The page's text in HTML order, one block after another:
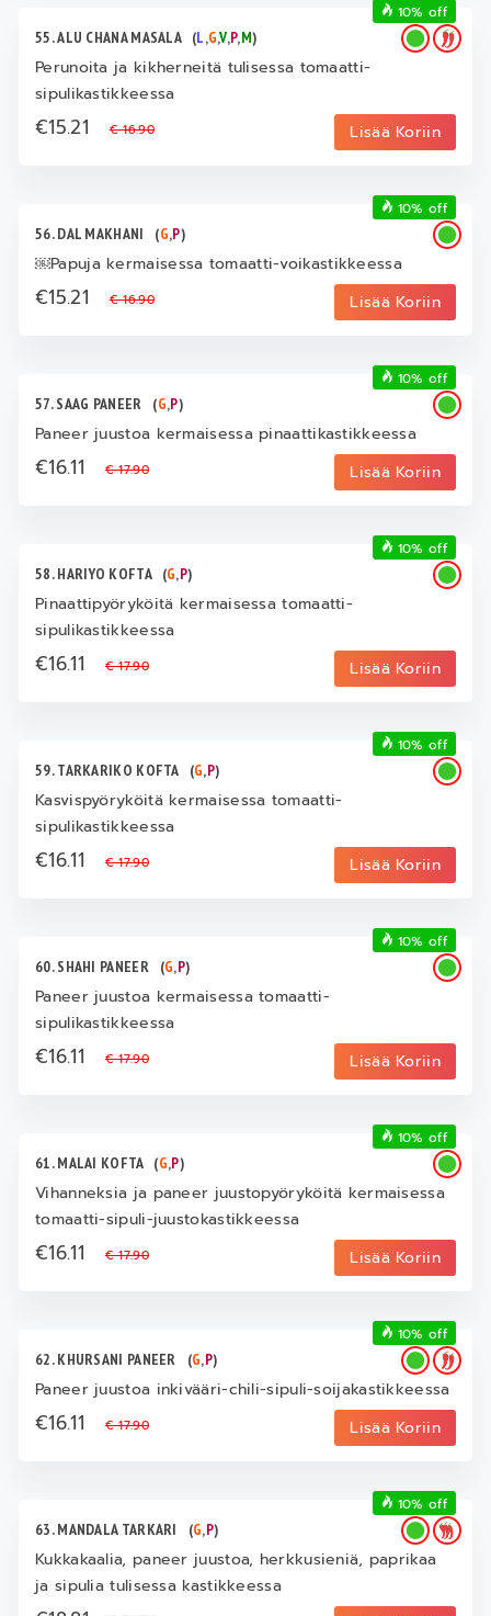
55. ALU CHANA MASALA (L,G,V,P,M)
Perunoita ja kikherneitä tulisessa tomaatti-
sipulikastikkeessa
€15.21€ 16.90 Lisää Koriin
10% off
56. DAL MAKHANI (G,P)
￼Papuja kermaisessa tomaatti-voikastikkeessa
€15.21€ 16.90 Lisää Koriin
10% off
57. SAAG PANEER (G,P)
Paneer juustoa kermaisessa pinaattikastikkeessa
€16.11€ 17.90 Lisää Koriin
10% off
58. HARIYO KOFTA (G,P)
Pinaattipyöryköitä kermaisessa tomaatti-
sipulikastikkeessa
€16.11€ 17.90 Lisää Koriin
10% off
59. TARKARIKO KOFTA (G,P)
Kasvispyöryköitä kermaisessa tomaatti-
sipulikastikkeessa
€16.11€ 17.90 Lisää Koriin
10% off
60. SHAHI PANEER (G,P)
Paneer juustoa kermaisessa tomaatti-
sipulikastikkeessa
€16.11€ 17.90 Lisää Koriin
10% off
61. MALAI KOFTA (G,P)
Vihanneksia ja paneer juustopyöryköitä kermaisessa
tomaatti-sipuli-juustokastikkeessa
€16.11€ 17.90 Lisää Koriin
10% off
62. KHURSANI PANEER (G,P)
Paneer juustoa inkivääri-chili-sipuli-soijakastikkeessa
€16.11€ 17.90 Lisää Koriin
10% off
63. MANDALA TARKARI (G,P)
Kukkakaalia, paneer juustoa, herkkusieniä, paprikaa
ja sipulia tulisessa kastikkeessa
10% off